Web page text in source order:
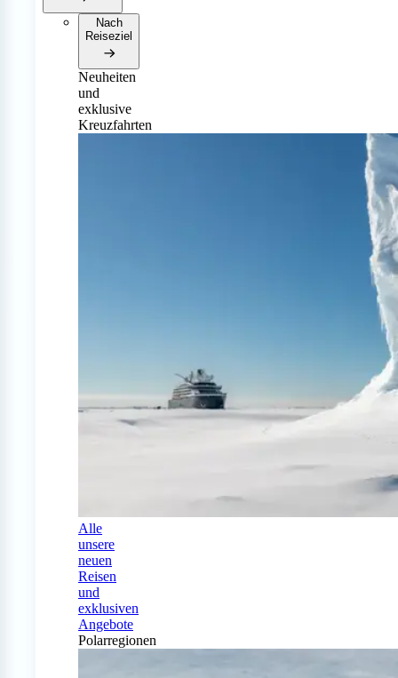
Nach
Reiseziel
Neuheiten
und
exklusive
Kreuzfahrten
Alle
unsere
neuen
Reisen
und
exklusiven
Angebote
Polarregionen